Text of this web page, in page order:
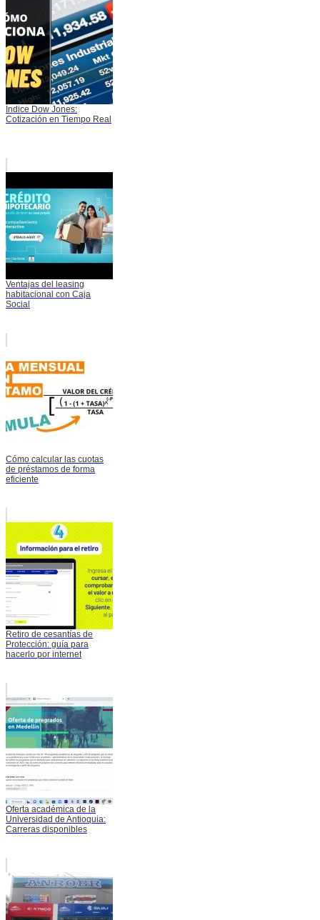
Índice Dow Jones:
Cotización en Tiempo Real
Ventajas del leasing
habitacional con Caja
Social
Cómo calcular las cuotas
de préstamos de forma
eficiente
Retiro de cesantías de
Protección: guía para
hacerlo por internet
Oferta académica de la
Universidad de Antioquia:
Carreras disponibles